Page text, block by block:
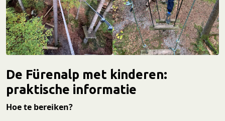
De Fürenalp met kinderen:
praktische informatie
Hoe te bereiken?